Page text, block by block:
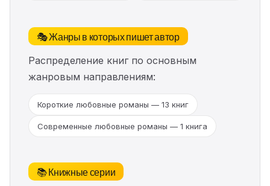
🎭 Жанры в которых пишет автор
Распределение книг по основным
жанровым направлениям:
Короткие любовные романы — 13 книг
Современные любовные романы — 1 книга
📚 Книжные серии